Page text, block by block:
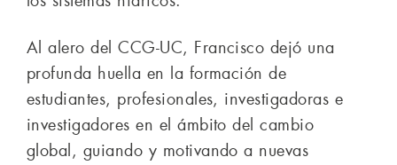
Al alero del CCG-UC, Francisco dejó una
profunda huella en la formación de
estudiantes, profesionales, investigadoras e
investigadores en el ámbito del cambio
global, guiando y motivando a nuevas